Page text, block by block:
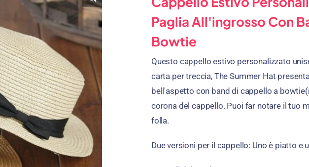
Paglia All'ingrosso Con
Bowtie
Questo cappello estivo personalizzato
carta per treccia, The Summer Hat
bell'aspetto con band di cappello a
corona del cappello. Puoi far notare il tuo
folla.
Due versioni per il cappello: Uno è piatto e